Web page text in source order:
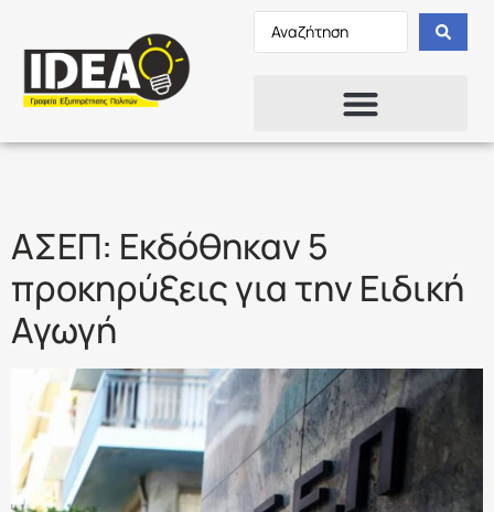
ΑΣΕΠ: Εκδόθηκαν 5
προκηρύξεις για την Ειδική
Αγωγή